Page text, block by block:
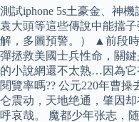
測試iphone 5s土豪金、神
袁大頭等這些傳說中能擋
解，多圖預警。） ▲前段
彈拯救美國士兵性命，關
的小說網還不太熟…因為
閱覽率嗎?? 公元220年曹
仑震动，天地绝通，肇因
呼哀哉。 魔都少年张志，